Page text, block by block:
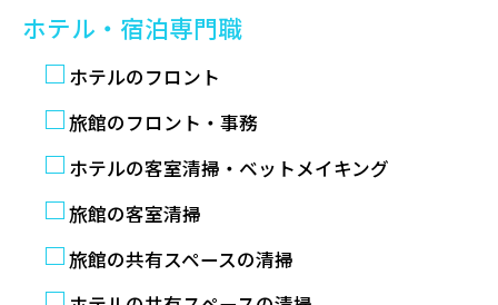
ホテル・宿泊専門職
ホテルのフロント
旅館のフロント・事務
ホテルの客室清掃・ベットメイキング
旅館の客室清掃
旅館の共有スペースの清掃